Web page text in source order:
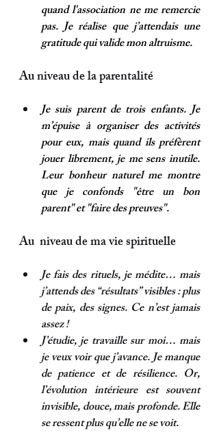
quand l'association ne me remercie
pas. Je réalise que j’attendais une
gratitude qui valide mon altruisme.
Au niveau de la parentalité
Je suis parent de trois enfants. Je
m’épuise à organiser des activités
pour eux, mais quand ils préfèrent
jouer librement, je me sens inutile.
Leur bonheur naturel me montre
que je confonds "être un bon
parent" et "faire des preuves".
Au  niveau de ma vie spirituelle
Je fais des rituels, je médite… mais
j’attends des “résultats” visibles : plus
de paix, des signes. Ce n’est jamais
assez !
J’étudie, je travaille sur moi… mais
je veux voir que j’avance. Je manque
de patience et de résilience. Or,
l’évolution intérieure est souvent
invisible, douce, mais profonde. Elle
se ressent plus qu’elle ne se voit.